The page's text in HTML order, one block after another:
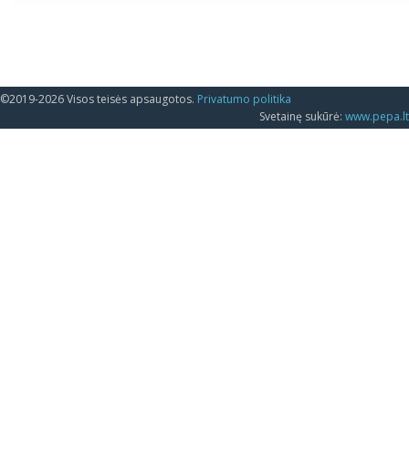
©2019-2026 Visos teisės apsaugotos. Privatumo politika
Svetainę sukūrė: www.pepa.lt